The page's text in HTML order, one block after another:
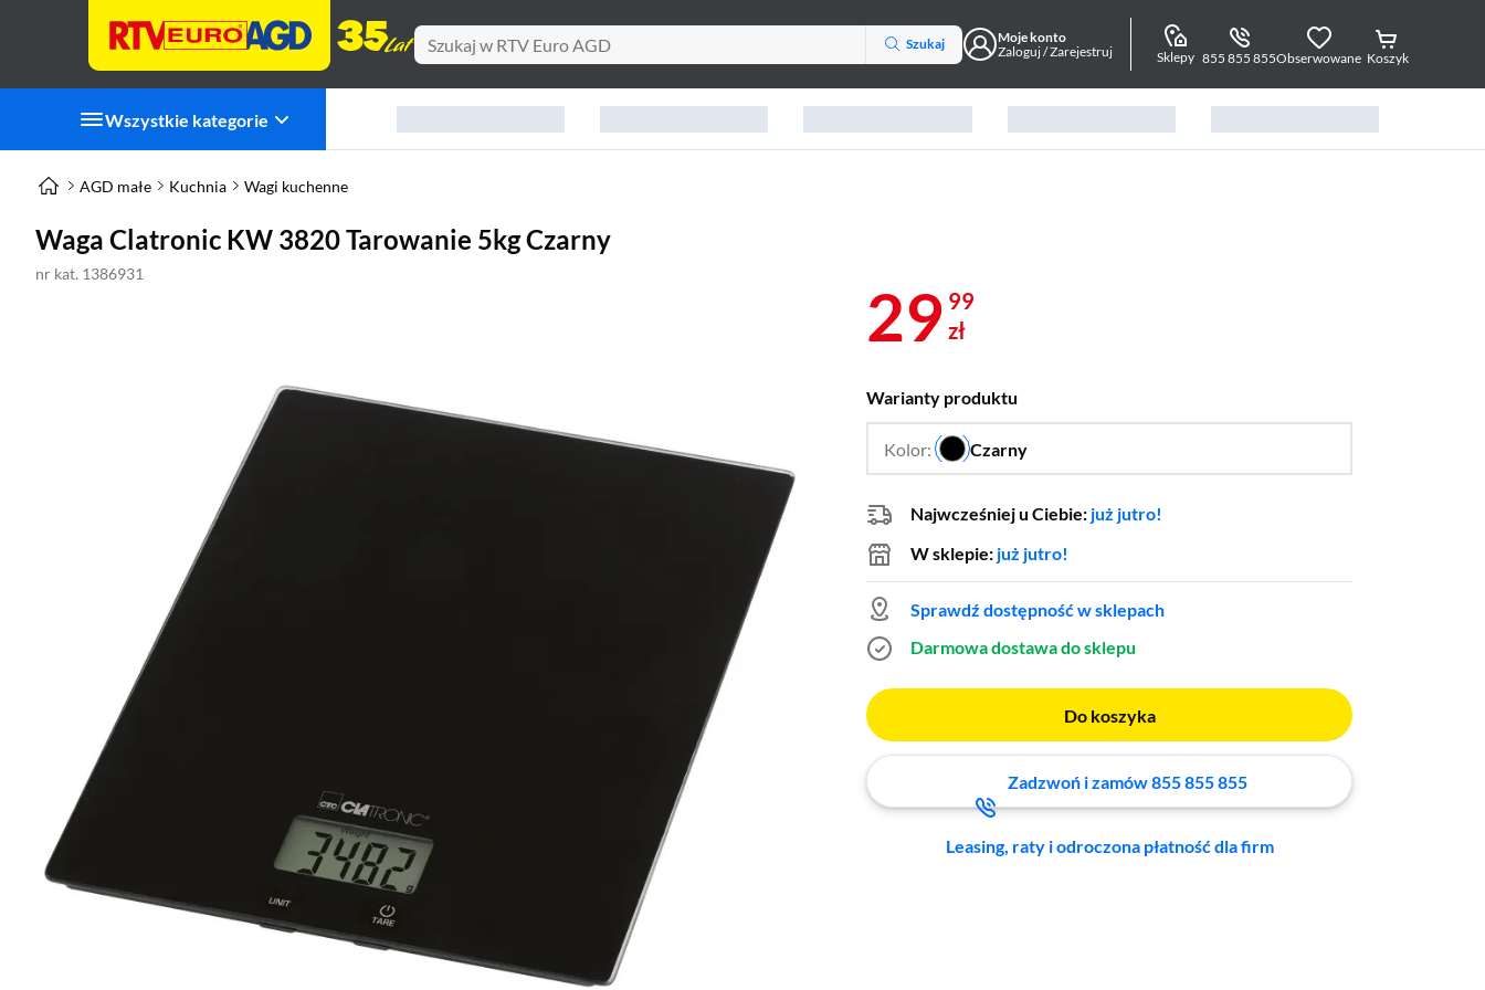
Szukaj
Moje konto
Zaloguj / Zarejestruj
Sklepy 855 855 855Obserwowane Koszyk
Wszystkie kategorie
AGD małe Kuchnia Wagi kuchenne
Waga Clatronic KW 3820 Tarowanie 5kg Czarny
nr kat. 1386931
29 99
zł
Warianty produktu
Kolor: Czarny
…
Najwcześniej u Ciebie: już jutro!
W sklepie: już jutro!
Sprawdź dostępność w sklepach
Darmowa dostawa do sklepu
Do koszyka
Zadzwoń i zamów 855 855 855
Leasing, raty i odroczona płatność dla firm